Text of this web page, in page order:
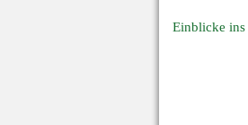
Einblicke ins